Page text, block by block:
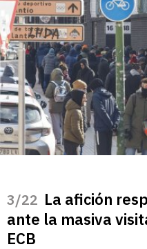
/22 La afición
ante la masiva
ECB